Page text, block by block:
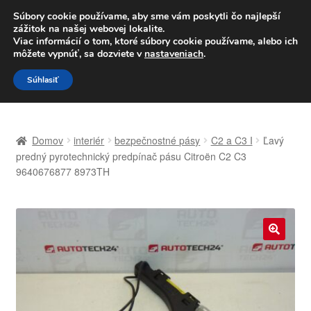
DOPRAVA od 6 EUR
Po–Pi 09:00–16:00 233 221 276
Preskočiť
na
navigáciu
Preskočiť
na
obsah
Celosvetová preprava
Domov interiér bezpečnostné pásy C2 a C3 I
Ľavý
predný pyrotechnický predpínač pásu Citroën C2 C3
9640676877 8973TH
🔍
Súbory cookie používame, aby sme vám poskytli čo najlepší
zážitok na našej webovej lokalite.
Viac informácií o tom, ktoré súbory cookie používame, alebo ich
môžete vypnúť, sa dozviete v nastaveniach.
Súhlasiť